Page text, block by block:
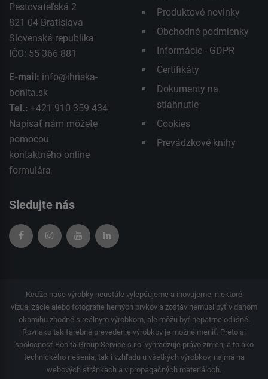
Pestovateľská 2
821 04 Bratislava
Slovenská republika
IČO: 55 366 881
E-mail: info@ihriska-
bonita.sk
Tel.: +421 910 359 434
Napísať nám môžete
pomocou
kontaktného online
formulára
Produktové novinky
Obchodné podmienky
Informácie - GDPR
Certifikáty
Dokumenty na
stiahnutie
Cookies
Prevádzkové knihy
Sledujte nás
Keďže naše výrobky neustále vylepšujeme a inovujeme, niektoré
vizualizácie alebo fotografie herných prvkov a zostáv nemusí byť v danom
okamihu zhodné s reálnym výrobkom, ale môžu byť nepatrne odlišné.
Rovnako tak farebné prevedenie výrobkov je možné meniť. Preto si
spoločnosť Bonita Group Service s.r.o. vyhradzuje právo zmien, a to ako
technického riešenia, tak i vzhľadu u všetkých výrobkov, najmä na
webových stránkach a v propagačných materiáloch.